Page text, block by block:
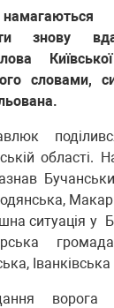
знову
словами,
області.
ситуація у
Іванківська